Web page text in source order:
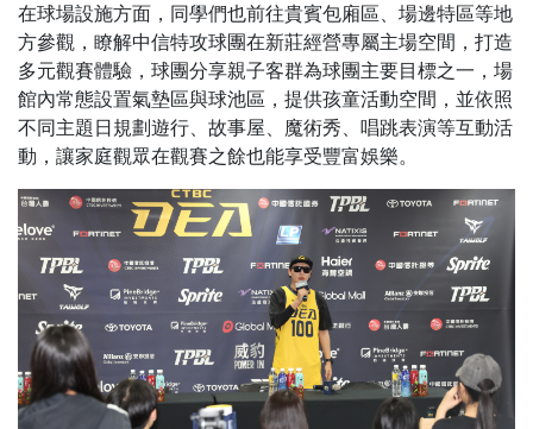
在球場設施方面，同學們也前往貴賓包廂區、場邊特區等地
方參觀，瞭解中信特攻球團在新莊經營專屬主場空間，打造
多元觀賽體驗，球團分享親子客群為球團主要目標之一，場
館內常態設置氣墊區與球池區，提供孩童活動空間，並依照
不同主題日規劃遊行、故事屋、魔術秀、唱跳表演等互動活
動，讓家庭觀眾在觀賽之餘也能享受豐富娛樂。